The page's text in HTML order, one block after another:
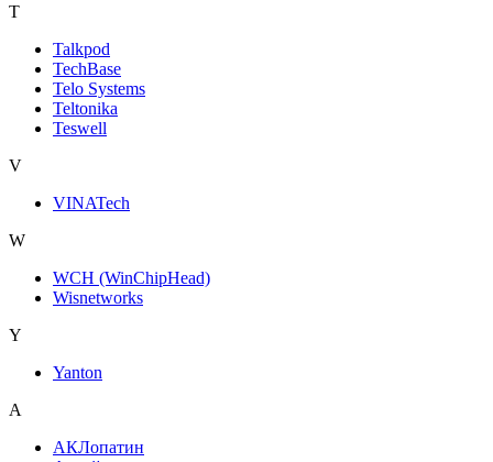
T
Talkpod
TechBase
Telo Systems
Teltonika
Teswell
V
VINATech
W
WCH (WinChipHead)
Wisnetworks
Y
Yanton
А
АКЛопатин